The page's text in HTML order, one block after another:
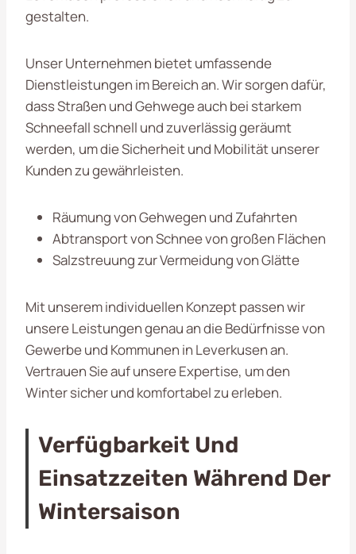
gestalten.
Unser Unternehmen bietet umfassende
Dienstleistungen im Bereich an. Wir sorgen dafür,
dass Straßen und Gehwege auch bei starkem
Schneefall schnell und zuverlässig geräumt
werden, um die Sicherheit und Mobilität unserer
Kunden zu gewährleisten.
Räumung von Gehwegen und Zufahrten
Abtransport von Schnee von großen Flächen
Salzstreuung zur Vermeidung von Glätte
Mit unserem individuellen Konzept passen wir
unsere Leistungen genau an die Bedürfnisse von
Gewerbe und Kommunen in Leverkusen an.
Vertrauen Sie auf unsere Expertise, um den
Winter sicher und komfortabel zu erleben.
Verfügbarkeit Und
Einsatzzeiten Während Der
Wintersaison